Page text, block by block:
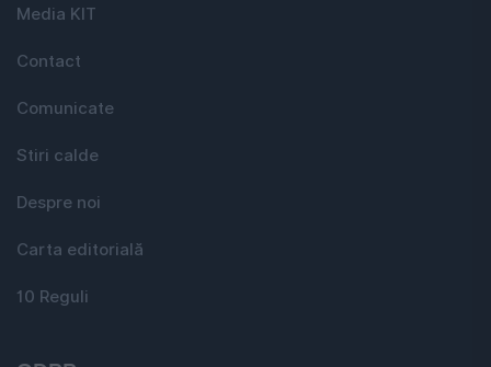
Media KIT
Contact
Comunicate
Stiri calde
Despre noi
Carta editorială
10 Reguli